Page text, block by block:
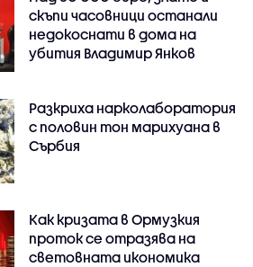
скъпи часовници останали
недокоснати в дома на
убития Владимир Янков
Разкриха нарколаборатория
с половин тон марихуана в
Сърбия
Как кризата в Ормузкия
проток се отразява на
световната икономика